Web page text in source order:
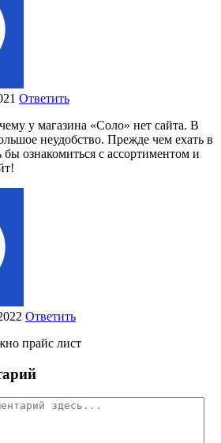
Ответить
у магазина «Соло» нет сайта. В
неудобство. Прежде чем ехать в
бы ознакомиться с ассортиментом и
Ответить
прайс лист